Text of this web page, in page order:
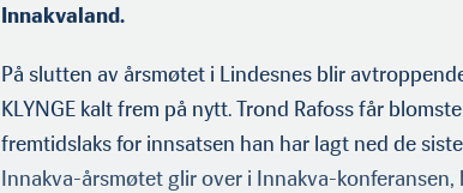
Innakvaland.
På slutten av årsmøtet i Lindesnes blir
KLYNGE kalt frem på nytt. Trond Rafoss får
fremtidslaks for innsatsen han har lagt ned de
Innakva-årsmøtet glir over i Innakva-konferansen,